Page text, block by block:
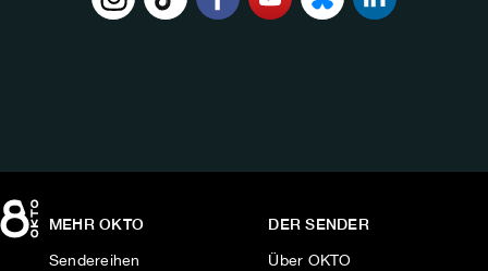
MEHR OKTO
Sendereihen
DER SENDER
Über OKTO